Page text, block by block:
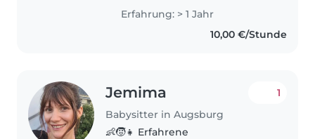
meine Ausbildung als Ärztin
habe ich gelernt, sorgfältig zu
arbeiten, Verantwortung zu
Erfahrung: > 1 Jahr
10,00 €/Stunde
Jemima
Babysitter in Augsburg
1
👶🧒👧 Erfahrene